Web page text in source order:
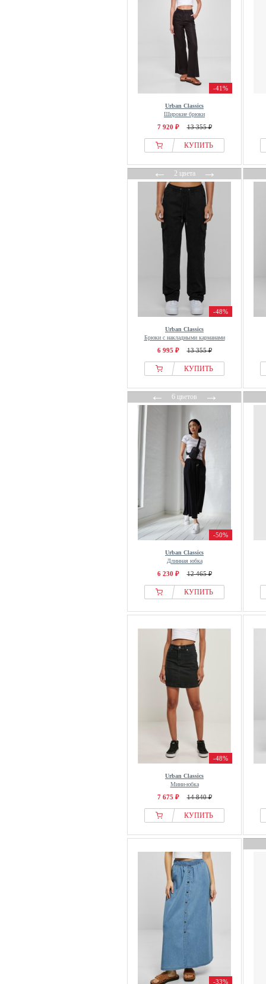
-41%
Urban Classics
Широкие брюки
7 920 ₽ 13 355 ₽
КУПИТЬ
←2 цвета→
-48%
Urban Classics
Брюки с накладными карманами
6 995 ₽ 13 355 ₽
КУПИТЬ
←6 цветов→
-50%
Urban Classics
Длинная юбка
6 230 ₽ 12 465 ₽
КУПИТЬ
-48%
Urban Classics
Мини-юбка
7 675 ₽ 14 840 ₽
КУПИТЬ
-33%